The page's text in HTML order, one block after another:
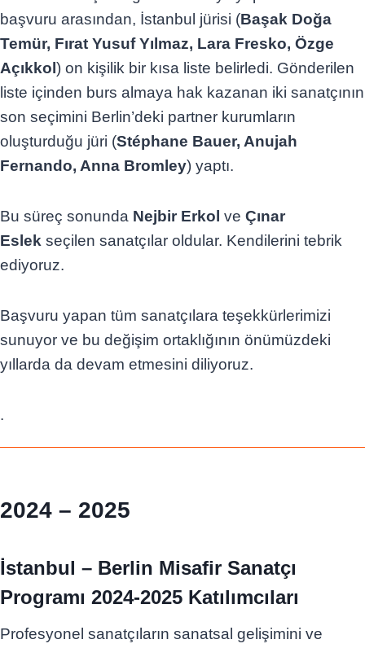
başvuru arasından, İstanbul jürisi (Başak Doğa
Temür, Fırat Yusuf Yılmaz, Lara Fresko, Özge
Açıkkol ) on kişilik bir kısa liste belirledi. Gönderilen
liste içinden burs almaya hak kazanan iki sanatçının
son seçimini Berlin’deki partner kurumların
oluşturduğu jüri (Stéphane Bauer, Anujah
Fernando, Anna Bromley) yaptı.
Bu süreç sonunda Nejbir Erkol ve Çınar
Eslek seçilen sanatçılar oldular. Kendilerini tebrik
ediyoruz.
Başvuru yapan tüm sanatçılara teşekkürlerimizi
sunuyor ve bu değişim ortaklığının önümüzdeki
yıllarda da devam etmesini diliyoruz.
.
2024 – 2025
İstanbul – Berlin Misafir Sanatçı
Programı 2024-2025 Katılımcıları
Profesyonel sanatçıların sanatsal gelişimini ve